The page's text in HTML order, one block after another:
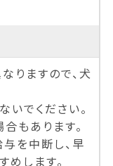
りますので、犬
でください。
もあります。
を中断し、早
します。